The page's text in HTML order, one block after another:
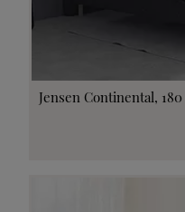
Jensen Continental,